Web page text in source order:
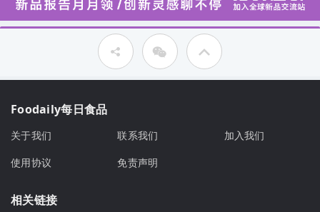
Foodaily每日食品
关于我们 联系我们
加入我们
使用协议
免责声明
相关链接